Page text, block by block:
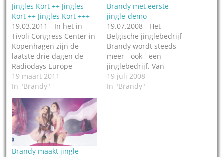
Jingles Kort ++ Jingles
Kort ++ Jingles Kort +++
19.03.2011 - In het in
Tivoli Congress Center in
Kopenhagen zijn de
laatste drie dagen de
Radiodays Europe
gehouden. Daarbij
waren
aanwezig van de
jingleproducenten Top
Format, Brandy en SOB
Audio Imaging. +++
Gerucht: Top Format in
19 maart 2011
In "Brandy"
Brandy met eerste
jingle-demo
19.07.2008 - Het
Belgische jinglebedrijf
Brandy wordt steeds
meer - ook - een
jinglebedrijf. Van
oorsprong is Brandy een
consultancy agency,
19 juli 2008
In "Brandy"
Brandy maakt jingle